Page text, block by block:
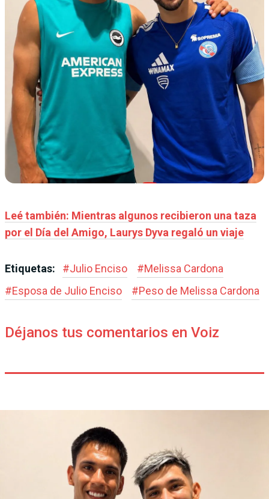
Leé también: Mientras algunos recibieron una taza
por el Día del Amigo, Laurys Dyva regaló un viaje
Etiquetas: #Julio Enciso #Melissa Cardona
#Esposa de Julio Enciso #Peso de Melissa Cardona
Déjanos tus comentarios en Voiz